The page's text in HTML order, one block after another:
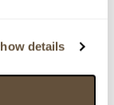
details
výsledky